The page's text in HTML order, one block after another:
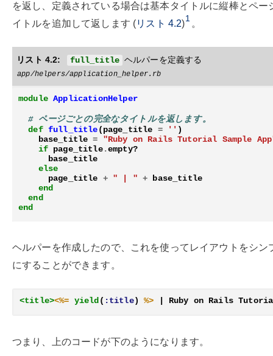
を返し、定義されている場合は基本タイトルに縦棒とペー
イトルを追加して返します (リスト 4.2)1 。
リスト 4.2: full_title ヘルパーを定義する
app/helpers/application_helper.rb
module ApplicationHelper
# ページごとの完全なタイトルを返します。
def full_title(page_title = '' )
base_title =
"Ruby on Rails Tutorial Sample
if page_title.empty?
base_title
else
page_title + " | " +
base_title
end
end
end
ヘルパーを作成したので、これを使ってレイアウトをシン
にすることができます。
<title><%= yield( :title) %> | Ruby on Rails
つまり、上のコードが下のようになります。